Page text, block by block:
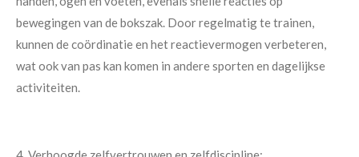
bewegingen van de bokszak. Door regelmatig te trainen,
kunnen de coördinatie en het reactievermogen verbeteren,
wat ook van pas kan komen in andere sporten en dagelijkse
activiteiten.